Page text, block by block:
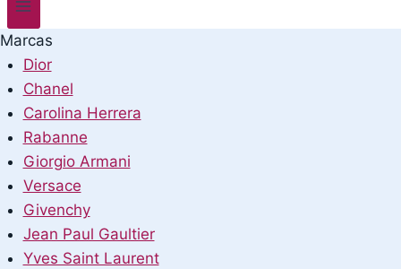
Marcas
Dior
Chanel
Carolina Herrera
Rabanne
Giorgio Armani
Versace
Givenchy
Jean Paul Gaultier
Yves Saint Laurent